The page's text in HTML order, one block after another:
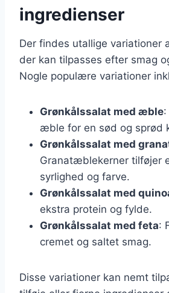
ingredienser
Der findes utallige variationer
der kan tilpasses efter smag
Nogle populære variationer
Grønkålssalat med æble
æble for en sød og sprød
Grønkålssalat med
Granatæblekerner tilføjer
syrlighed og farve.
Grønkålssalat med
ekstra protein og fylde.
Grønkålssalat med feta:
cremet og saltet smag.
Disse variationer kan nemt